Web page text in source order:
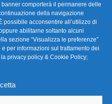
banner comporterà il permanere delle
della navigazione
possibile acconsentire all’utilizzo di
abilitarne soltanto alcuni
sezione “Visualizza le preferenze”
per informazioni sul trattamento dei
la privacy policy & Cookie Policy;